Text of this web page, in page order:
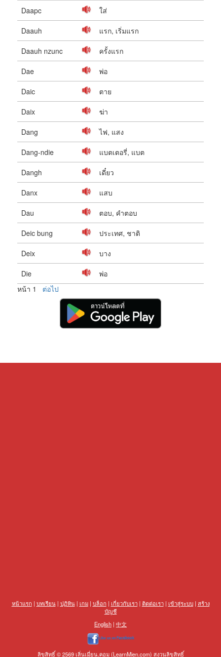
Daapc ใส่
Daauh แรก, เริ่มแรก
Daauh nzunc ครั้งแรก
Dae พ่อ
Daic ตาย
Daix ฆ่า
Dang ไฟ, แสง
Dang-ndie แบตเตอรี่, แบต
Dangh เดี๋ยว
Danx แสบ
Dau ตอบ, คำตอบ
Deic bung ประเทศ, ชาติ
Deix บาง
Die
พ่อ
หน้า 1 ต่อไป
หน้าแรก | บทเรียน | ปฏิทิน| เกม| บล็อก | เกี่ยวกับเรา| ติดต่อเรา| เข้าสู่ระบบ| สร้าง
บัญชี
English | 中文
ลิขสิทธิ์ © 2569 เลิ่นเมี่ยน.คอม (LearnMien.com) สงวนลิขสิทธิ์